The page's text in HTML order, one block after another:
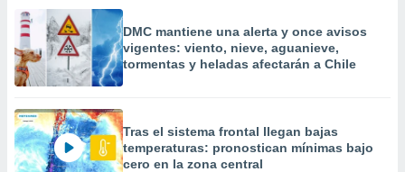
DMC mantiene una alerta y once avisos
vigentes: viento, nieve, aguanieve,
tormentas y heladas afectarán a Chile
Tras el sistema frontal llegan bajas
temperaturas: pronostican mínimas bajo
cero en la zona central